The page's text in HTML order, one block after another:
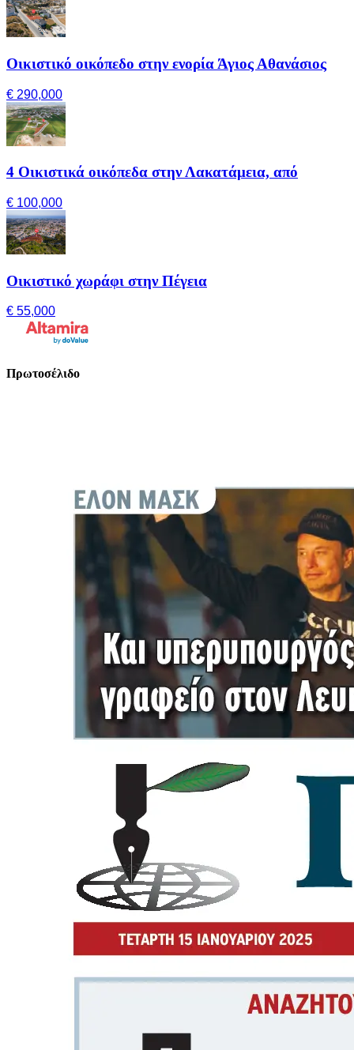
Οικιστικό οικόπεδο στην ενορία Άγιος Αθανάσιος
€ 290,000
4 Οικιστικά οικόπεδα στην Λακατάμεια, από
€ 100,000
Οικιστικό χωράφι στην Πέγεια
€ 55,000
Πρωτοσέλιδο